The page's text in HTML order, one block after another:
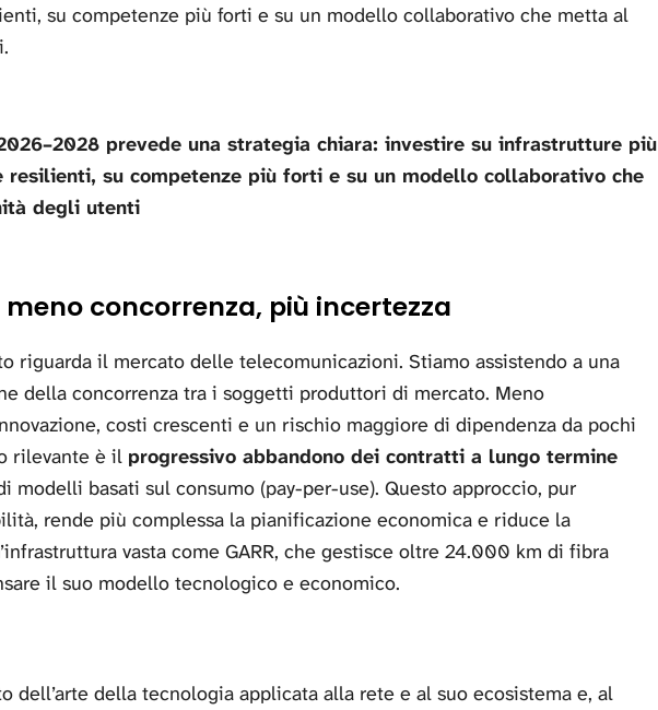
su competenze più forti e su un modello collaborativo che metta al
prevede una strategia chiara: investire su infrastrutture più
resilienti, su competenze più forti e su un modello collaborativo che
degli utenti
concorrenza, più incertezza
riguarda il mercato delle telecomunicazioni. Stiamo assistendo a una
della concorrenza tra i soggetti produttori di mercato. Meno
costi crescenti e un rischio maggiore di dipendenza da pochi
rilevante è il progressivo abbandono dei contratti a lungo termine
modelli basati sul consumo (pay-per-use). Questo approccio, pur
rende più complessa la pianificazione economica e riduce la
vasta come GARR, che gestisce oltre 24.000 km di fibra
il suo modello tecnologico e economico.
dell’arte della tecnologia applicata alla rete e al suo ecosistema e, al